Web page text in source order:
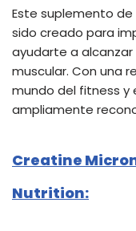
Este suplemento
sido creado para
ayudarte a
muscular. Con una
mundo del fitness y
ampliamente
Creatine
Nutrition: